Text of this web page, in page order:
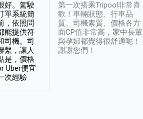
好。駕駛
單系統簡
，依照問
能提供符
司機。司
繫，讓人
是，價格
Uber便宜
次經驗
第一次搭乘Tripool非常喜
歡！車輛狀態、行車品
質、司機素質、價格各方
面CP值非常高，家中長輩
與孕婦都覺得很舒適呢！
謝謝您們！